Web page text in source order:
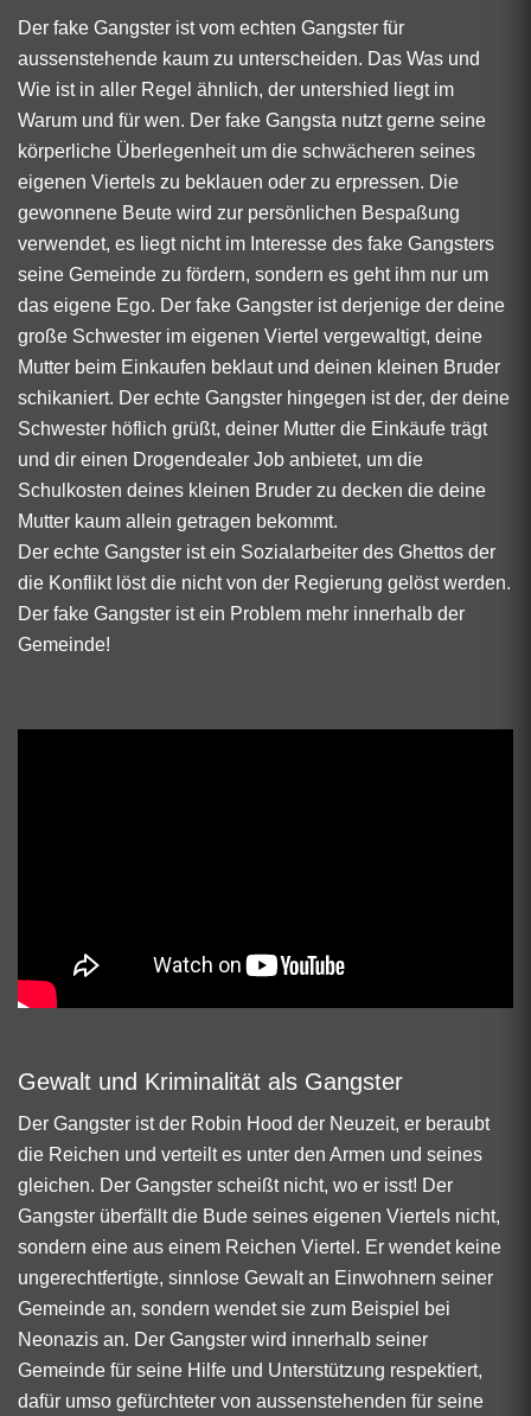
Der fake Gangster ist vom echten Gangster für
aussenstehende kaum zu unterscheiden. Das Was und
Wie ist in aller Regel ähnlich, der untershied liegt im
Warum und für wen. Der fake Gangsta nutzt gerne seine
körperliche Überlegenheit um die schwächeren seines
eigenen Viertels zu beklauen oder zu erpressen. Die
gewonnene Beute wird zur persönlichen Bespaßung
verwendet, es liegt nicht im Interesse des fake Gangsters
seine Gemeinde zu fördern, sondern es geht ihm nur um
das eigene Ego. Der fake Gangster ist derjenige der deine
große Schwester im eigenen Viertel vergewaltigt, deine
Mutter beim Einkaufen beklaut und deinen kleinen Bruder
schikaniert. Der echte Gangster hingegen ist der, der deine
Schwester höflich grüßt, deiner Mutter die Einkäufe trägt
und dir einen Drogendealer Job anbietet, um die
Schulkosten deines kleinen Bruder zu decken die deine
Mutter kaum allein getragen bekommt.
Der echte Gangster ist ein Sozialarbeiter des Ghettos der
die Konflikt löst die nicht von der Regierung gelöst werden.
Der fake Gangster ist ein Problem mehr innerhalb der
Gemeinde!
Gewalt und Kriminalität als Gangster
Der Gangster ist der Robin Hood der Neuzeit, er beraubt
die Reichen und verteilt es unter den Armen und seines
gleichen. Der Gangster scheißt nicht, wo er isst! Der
Gangster überfällt die Bude seines eigenen Viertels nicht,
sondern eine aus einem Reichen Viertel. Er wendet keine
ungerechtfertigte, sinnlose Gewalt an Einwohnern seiner
Gemeinde an, sondern wendet sie zum Beispiel bei
Neonazis an. Der Gangster wird innerhalb seiner
Gemeinde für seine Hilfe und Unterstützung respektiert,
dafür umso gefürchteter von aussenstehenden für seine